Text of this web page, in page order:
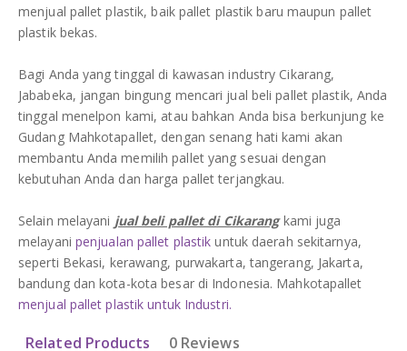
menjual pallet plastik, baik pallet plastik baru maupun pallet
plastik bekas.
Bagi Anda yang tinggal di kawasan industry Cikarang,
Jababeka, jangan bingung mencari jual beli pallet plastik, Anda
tinggal menelpon kami, atau bahkan Anda bisa berkunjung ke
Gudang Mahkotapallet, dengan senang hati kami akan
membantu Anda memilih pallet yang sesuai dengan
kebutuhan Anda dan harga pallet terjangkau.
Selain melayani jual beli pallet di Cikarangkami juga
melayani penjualan pallet plastik untuk daerah sekitarnya,
seperti Bekasi, kerawang, purwakarta, tangerang, Jakarta,
bandung dan kota-kota besar di Indonesia. Mahkotapallet
menjual pallet plastik untuk Industri.
Related Products 0 Reviews